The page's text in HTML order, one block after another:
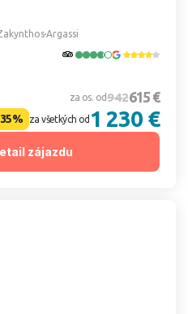
Argassi
za os. od942615 €
za všetkých od 1 230 €
zájazdu